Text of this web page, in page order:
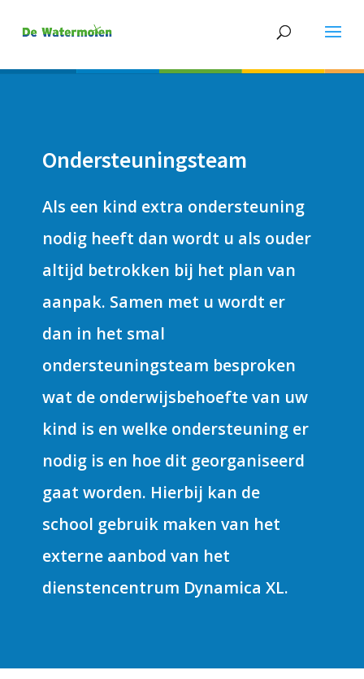
Ondersteuningsteam
Als een kind extra ondersteuning
nodig heeft dan wordt u als ouder
altijd betrokken bij het plan van
aanpak. Samen met u wordt er
dan in het smal
ondersteuningsteam besproken
wat de onderwijsbehoefte van uw
kind is en welke ondersteuning er
nodig is en hoe dit georganiseerd
gaat worden. Hierbij kan de
school gebruik maken van het
externe aanbod van het
dienstencentrum Dynamica XL.